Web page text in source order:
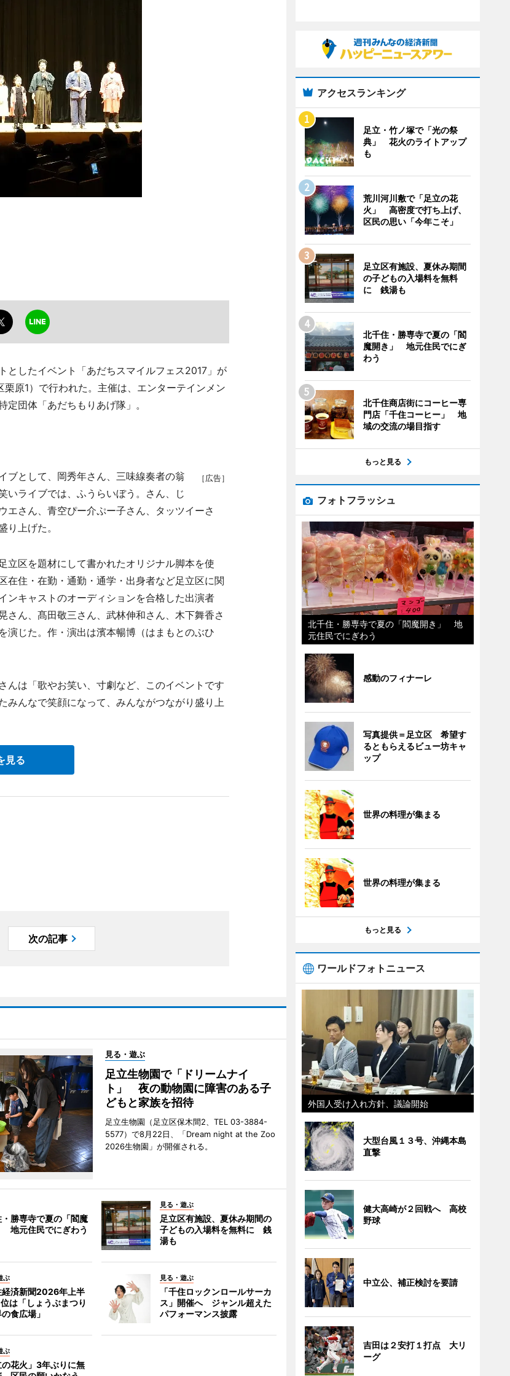
したイベント「あだちスマイルフェス2017」が
原1）で行われた。主催は、エンターテインメン
定団体「あだちもりあげ隊」。
［広告］
として、岡秀年さん、三味線奏者の翁
いライブでは、ふうらいぼう。さん、じ
エさん、青空ぴー介ぷー子さん、タッツイーさ
上げた。
区を題材にして書かれたオリジナル脚本を使
在住・在勤・通勤・通学・出身者など足立区に関
ンキャストのオーディションを合格した出演者
さん、髙田敬三さん、武林伸和さん、木下舞香さ
演じた。作・演出は濱本暢博（はまもとのぶひ
は「歌やお笑い、寸劇など、このイベントです
みんなで笑顔になって、みんながつながり盛り上
見る
次の記事
見る・遊ぶ
足立生物園で「ドリームナイ
ト」 夜の動物園に障害のある子
どもと家族を招待
足立生物園（足立区保木間2、TEL 03-3884-
5577）で8月22日、「Dream night at the Zoo
2026生物園」が開催される。
勝専寺で夏の「閻魔
地元住民でにぎわう
見る・遊ぶ
足立区有施設、夏休み期間の
子どもの入場料を無料に 銭
湯も
ぶ
経済新聞2026年上半
は「しょうぶまつり
の食広場」
見る・遊ぶ
「千住ロックンロールサーカ
ス」開催へ ジャンル超えた
パフォーマンス披露
ぶ
の花火」3年ぶりに無
アクセスランキング
足立・竹ノ塚で「光の祭
典」 花火のライトアップ
も
荒川河川敷で「足立の花
火」 高密度で打ち上げ、
区民の思い「今年こそ」
足立区有施設、夏休み期間
の子どもの入場料を無料
に 銭湯も
北千住・勝専寺で夏の「閻
魔開き」 地元住民でにぎ
わう
北千住商店街にコーヒー専
門店「千住コーヒー」 地
域の交流の場目指す
もっと見る
フォトフラッシュ
北千住・勝専寺で夏の「閻魔開き」 地
元住民でにぎわう
感動のフィナーレ
写真提供＝足立区 希望す
るともらえるビュー坊キャ
ップ
世界の料理が集まる
世界の料理が集まる
もっと見る
ワールドフォトニュース
外国人受け入れ方針、議論開始
大型台風１３号、沖縄本島
直撃
健大高崎が２回戦へ 高校
野球
中立公、補正検討を要請
吉田は２安打１打点 大リ
ーグ